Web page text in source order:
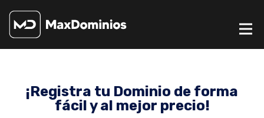
¡Registra tu Dominio de forma
fácil y al mejor precio!